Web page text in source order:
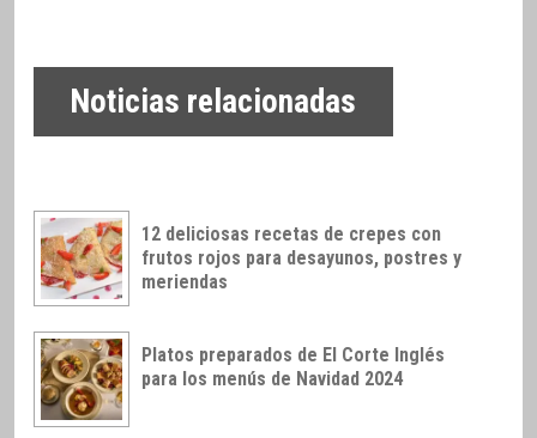
Noticias relacionadas
12 deliciosas recetas de crepes con
frutos rojos para desayunos, postres y
meriendas
Platos preparados de El Corte Inglés
para los menús de Navidad 2024